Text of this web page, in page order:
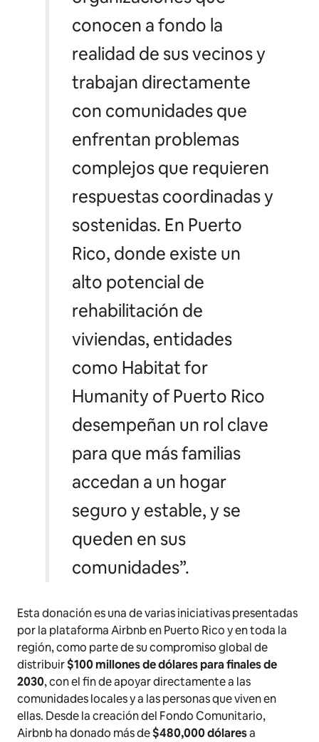
conocen a fondo la
realidad de sus vecinos y
trabajan directamente
con comunidades que
enfrentan problemas
complejos que requieren
respuestas coordinadas y
sostenidas. En Puerto
Rico, donde existe un
alto potencial de
rehabilitación de
viviendas, entidades
como Habitat for
Humanity of Puerto Rico
desempeñan un rol clave
para que más familias
accedan a un hogar
seguro y estable, y se
queden en sus
comunidades”.
Esta donación es una de varias iniciativas presentadas
por la plataforma Airbnb en Puerto Rico y en toda la
región, como parte de su compromiso global de
distribuir$100 millones de dólares para finales de
2030, con el fin de apoyar directamente a las
comunidades locales y a las personas que viven en
ellas. Desde la creación del Fondo Comunitario,
Airbnb ha donado más de$480,000 dólaresa